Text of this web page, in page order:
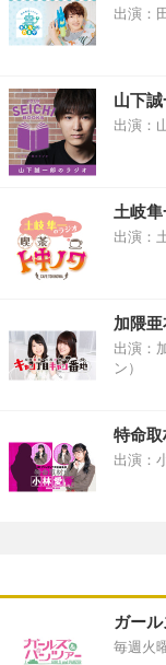
出演：
山下
出演：
土岐
出演：
加隈
出演：
ン）
特命
出演：
ガー
毎週火